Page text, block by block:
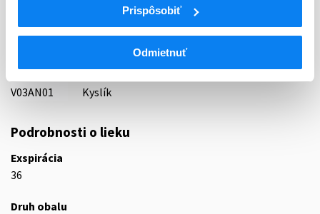
Prispôsobiť
Odmietnuť
Rôzne (vária)
Všetky ostatné liečivá
V03AN01
Kyslík
Podrobnosti o lieku
Exspirácia
36
Druh obalu